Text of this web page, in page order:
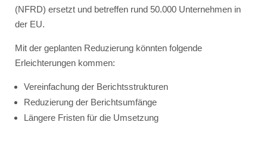
(NFRD) ersetzt und betreffen rund 50.000 Unternehmen in
der EU.
Mit der geplanten Reduzierung könnten folgende
Erleichterungen kommen:
Vereinfachung der Berichtsstrukturen
Reduzierung der Berichtsumfänge
Längere Fristen für die Umsetzung